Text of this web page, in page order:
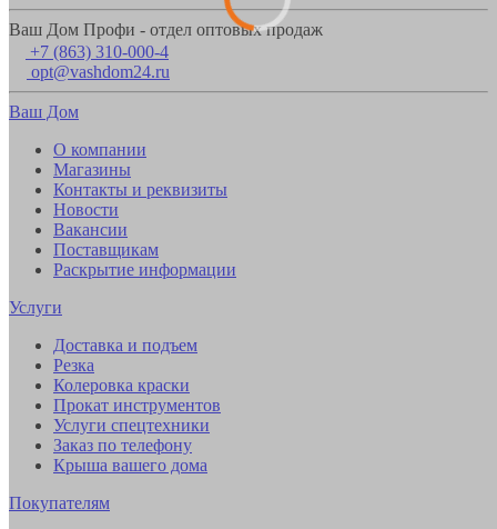
Ваш Дом Профи - отдел оптовых продаж
+7 (863) 310-000-4
opt@vashdom24.ru
Ваш Дом
О компании
Магазины
Контакты и реквизиты
Новости
Вакансии
Поставщикам
Раскрытие информации
Услуги
Доставка и подъем
Резка
Колеровка краски
Прокат инструментов
Услуги спецтехники
Заказ по телефону
Крыша вашего дома
Покупателям